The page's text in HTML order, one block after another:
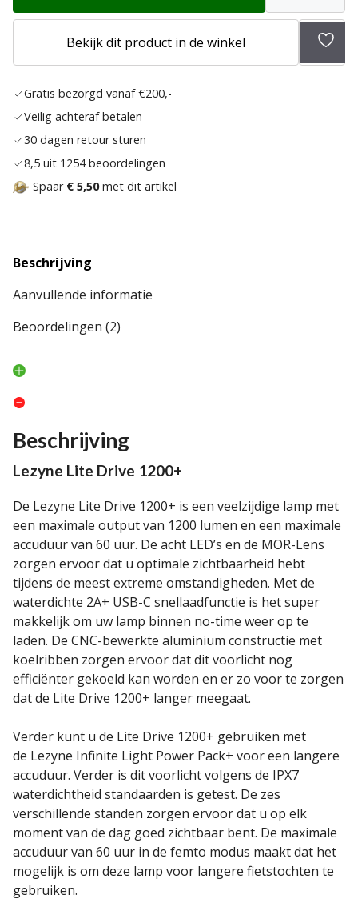
Bekijk dit product in de winkel
Gratis bezorgd vanaf €200,-
Veilig achteraf betalen
30 dagen retour sturen
8,5 uit 1254 beoordelingen
Spaar € 5,50met dit artikel
Beschrijving
Aanvullende informatie
Beoordelingen (2)
Beschrijving
Lezyne Lite Drive 1200+
De Lezyne Lite Drive 1200+ is een veelzijdige lamp met
een maximale output van 1200 lumen en een maximale
accuduur van 60 uur. De acht LED’s en de MOR-Lens
zorgen ervoor dat u optimale zichtbaarheid hebt
tijdens de meest extreme omstandigheden. Met de
waterdichte 2A+ USB-C snellaadfunctie is het super
makkelijk om uw lamp binnen no-time weer op te
laden. De CNC-bewerkte aluminium constructie met
koelribben zorgen ervoor dat dit voorlicht nog
efficiënter gekoeld kan worden en er zo voor te zorgen
dat de Lite Drive 1200+ langer meegaat.
Verder kunt u de Lite Drive 1200+ gebruiken met
de Lezyne Infinite Light Power Pack+ voor een langere
accuduur. Verder is dit voorlicht volgens de IPX7
waterdichtheid standaarden is getest. De zes
verschillende standen zorgen ervoor dat u op elk
moment van de dag goed zichtbaar bent. De maximale
accuduur van 60 uur in de femto modus maakt dat het
mogelijk is om deze lamp voor langere fietstochten te
gebruiken.